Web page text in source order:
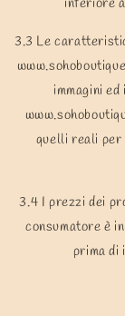
inferiore
3.3 Le
immagini
quelli reali
3.4 I prezzi dei
consumatore è
prima di